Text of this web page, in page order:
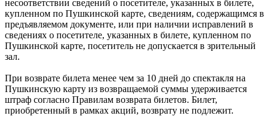
несоответствии сведений о посетителе, указанных в билете,
купленном по Пушкинской карте, сведениям, содержащимся в
предъявляемом документе, или при наличии исправлений в
сведениях о посетителе, указанных в билете, купленном по
Пушкинской карте, посетитель не допускается в зрительный
зал.
При возврате билета менее чем за 10 дней до спектакля на
Пушкинскую карту из возвращаемой суммы удерживается
штраф согласно Правилам возврата билетов. Билет,
приобретенный в рамках акций, возврату не подлежит.